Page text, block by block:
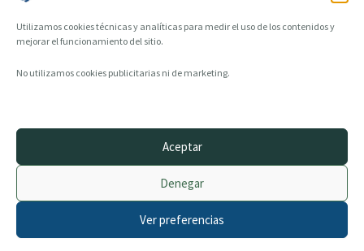
Utilizamos cookies técnicas y analíticas para medir el uso de los contenidos y
mejorar el funcionamiento del sitio.
No utilizamos cookies publicitarias ni de marketing.
Aceptar
Denegar
Ver preferencias
carol-portada
© 2014–2026 creandotuprovincia.es · Todos los derechos reservados
Política de Cookies
Archivo histórico